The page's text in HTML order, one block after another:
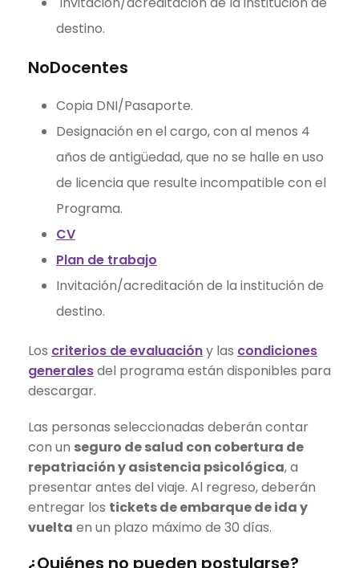
destino.
NoDocentes
Copia DNI/Pasaporte.
Designación en el cargo, con al menos 4
años de antigüedad, que no se halle en uso
de licencia que resulte incompatible con el
Programa.
CV
Plan de trabajo
Invitación/acreditación de la institución de
destino.
Los criterios de evaluacióny las condiciones
generalesdel programa están disponibles para
descargar.
Las personas seleccionadas deberán contar
con un seguro de salud con cobertura de
repatriación y asistencia psicológica, a
presentar antes del viaje. Al regreso, deberán
entregar los tickets de embarque de ida y
vuelta en un plazo máximo de 30 días.
¿Quiénes no pueden postularse?